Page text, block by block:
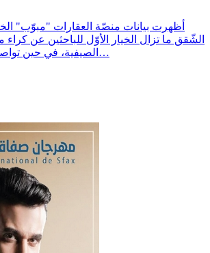
الشّقق ما تزال الخيار الأوّل للباحثين عن
الصيفية، في حين تواصل جهة الوطن القبلي…